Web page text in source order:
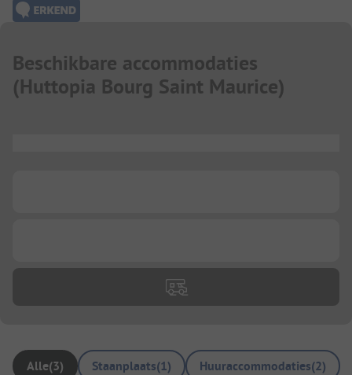
Beschikbare accommodaties
(Huttopia Bourg Saint Maurice)
Alle(3) Staanplaats(1) Huuraccommodaties(2)